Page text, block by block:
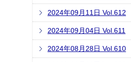
2024年09月11日 Vol.612
2024年09月04日 Vol.611
2024年08月28日 Vol.610